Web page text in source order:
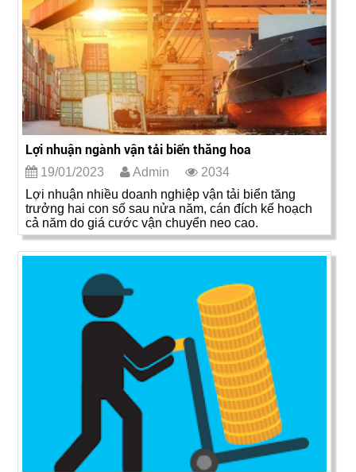
Lợi nhuận ngành vận tải biển thăng hoa
19/01/2023 Admin
2034
Lợi nhuận nhiều doanh nghiệp vận tải biển tăng
trưởng hai con số sau nửa năm, cán đích kế hoạch
cả năm do giá cước vận chuyển neo cao.